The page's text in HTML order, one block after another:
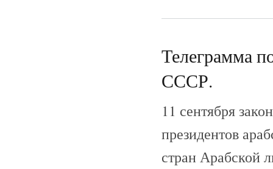
Телеграмма
СССР.
11 сентября
президентов
стран Арабской